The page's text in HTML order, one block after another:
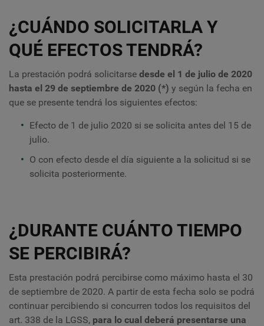
¿CUÁNDO SOLICITARLA Y
QUÉ EFECTOS TENDRÁ?
La prestación podrá solicitarse desde el 1 de julio de 2020
hasta el 29 de septiembre de 2020 (*) y según la fecha en
que se presente tendrá los siguientes efectos:
Efecto de 1 de julio 2020 si se solicita antes del 15 de
julio.
O con efecto desde el día siguiente a la solicitud si se
solicita posteriormente.
¿DURANTE CUÁNTO TIEMPO
SE PERCIBIRÁ?
Esta prestación podrá percibirse como máximo hasta el 30
de septiembre de 2020. A partir de esta fecha solo se podrá
continuar percibiendo si concurren todos los requisitos del
art. 338 de la LGSS, para lo cual deberá presentarse una